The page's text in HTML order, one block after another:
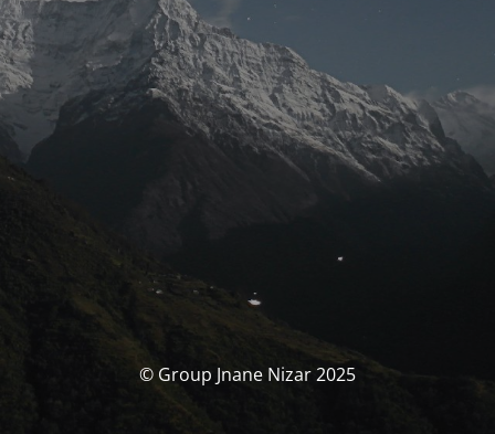
© Group Jnane Nizar 2025